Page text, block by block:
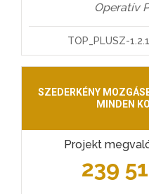
Operatív
TOP_PLUSZ-
SZEDERKÉNY
MINDEN
Projekt
239